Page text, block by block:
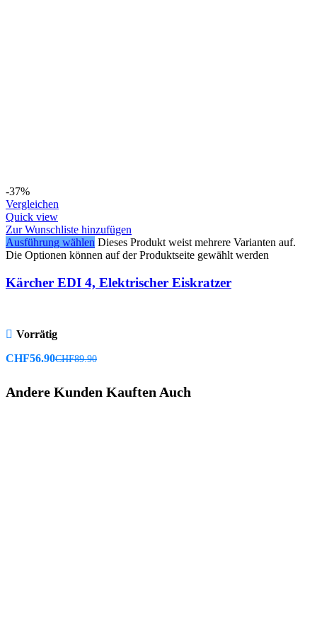
-37%
Vergleichen
Quick view
Zur Wunschliste hinzufügen
Ausführung wählen Dieses Produkt weist mehrere Varianten auf.
Die Optionen können auf der Produktseite gewählt werden
Kärcher EDI 4, Elektrischer Eiskratzer
Vorrätig
CHF56.90CHF89.90
Andere Kunden Kauften Auch